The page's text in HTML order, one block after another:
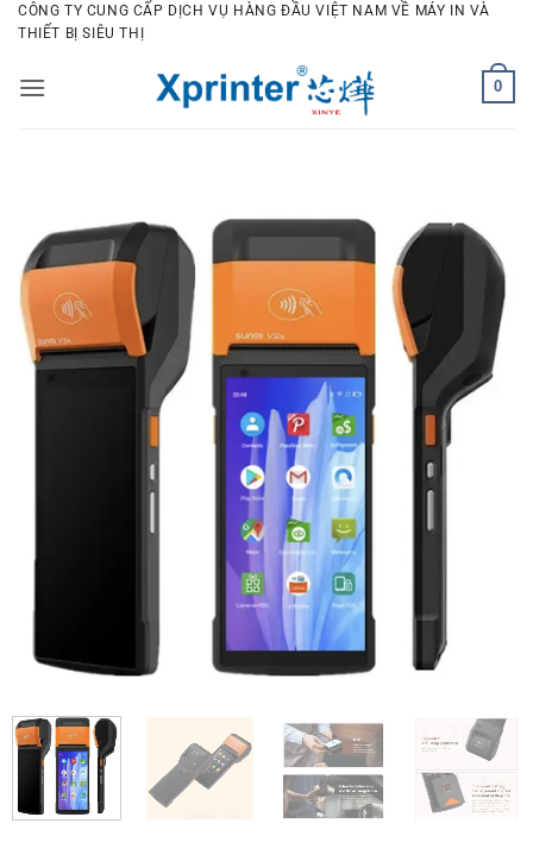
Bỏ
qua
dung
CÔNG TY CUNG CẤP DỊCH VỤ HÀNG ĐẦU VIỆT NAM VỀ MÁY IN VÀ
THIẾT BỊ SIÊU THỊ
0